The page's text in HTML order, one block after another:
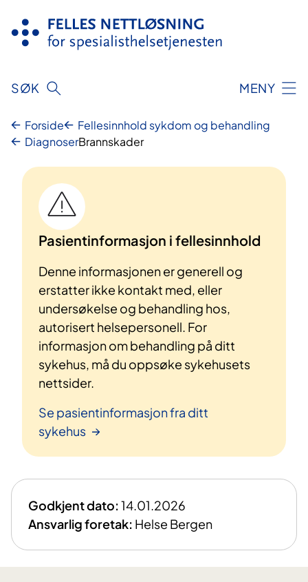
innhold
SØK MENY
Forside
Fellesinnhold sykdom og behandling
DiagnoserBrannskader
Pasientinformasjon i fellesinnhold
Denne informasjonen er generell og
erstatter ikke kontakt med, eller
undersøkelse og behandling hos,
autorisert helsepersonell. For
informasjon om behandling på ditt
sykehus, må du oppsøke sykehusets
nettsider.
Se pasientinformasjon fra ditt
sykehus
Godkjent dato:14.01.2026
Ansvarlig foretak: Helse Bergen